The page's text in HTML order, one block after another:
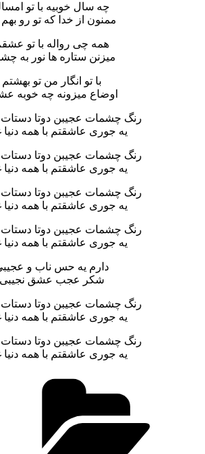
چه سال خوبیه با تو
ممنون از خدا که تو رو بهم
همه چی رواله با تو
میزنن ستاره ها نور به
با تو انگار من تو بهشتم
اوضاع میزونه چه خوبه
رنگ چشمات عجیبن دوتا دستات
یه جوری عاشقتم با همه دنیا
رنگ چشمات عجیبن دوتا دستات
یه جوری عاشقتم با همه دنیا
رنگ چشمات عجیبن دوتا دستات
یه جوری عاشقتم با همه دنیا
رنگ چشمات عجیبن دوتا دستات
یه جوری عاشقتم با همه دنیا
دارم یه حس ناب و
شکر عجب عشق نجیبی
رنگ چشمات عجیبن دوتا دستات
یه جوری عاشقتم با همه دنیا
رنگ چشمات عجیبن دوتا دستات
یه جوری عاشقتم با همه دنیا